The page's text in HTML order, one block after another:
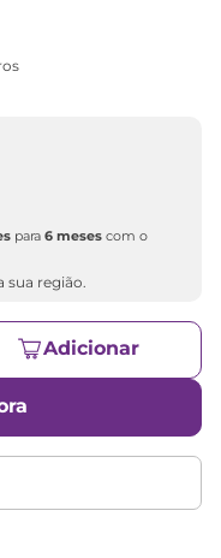
para6 meses com o
sua região.
Adicionar